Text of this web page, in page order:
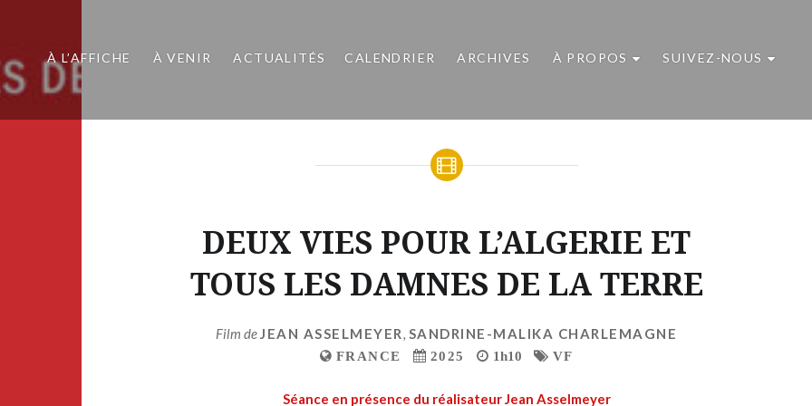
À L’AFFICHE À VENIR ACTUALITÉS CALENDRIER ARCHIVES À PROPOS SUIVEZ-NOUS
DEUX VIES POUR L’ALGERIE ET
TOUS LES DAMNES DE LA TERRE
Film deJEAN ASSELMEYER, SANDRINE-MALIKA CHARLEMAGNE
FRANCE 2025 1h10 VF
Séance en présence du réalisateur Jean Asselmeyer